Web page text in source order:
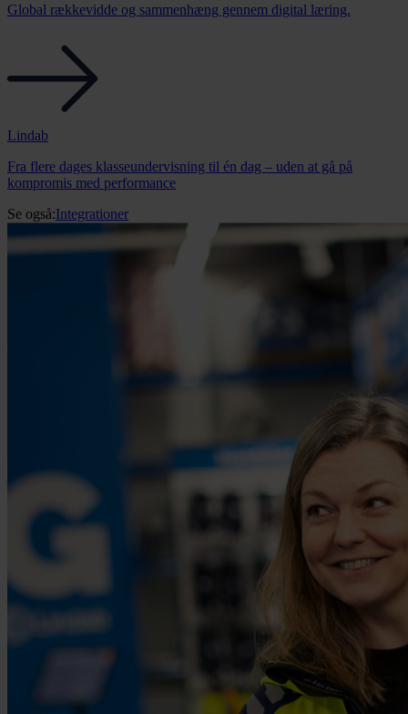
Global rækkevidde og sammenhæng gennem digital læring.
Lindab
Fra flere dages klasseundervisning til én dag – uden at gå på
kompromis med performance
Se også:Integrationer